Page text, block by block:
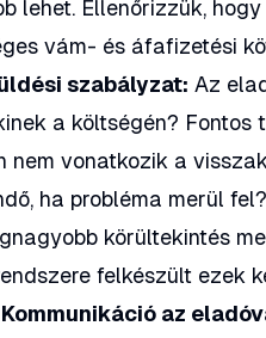
lehet. Ellenőrizzük,
vám- és áfafizetési
szabályzat: Az
a költségén? Fontos
nem vonatkozik a
ha probléma merül fel?
körültekintés
felkészült ezek
Kommunikáció az